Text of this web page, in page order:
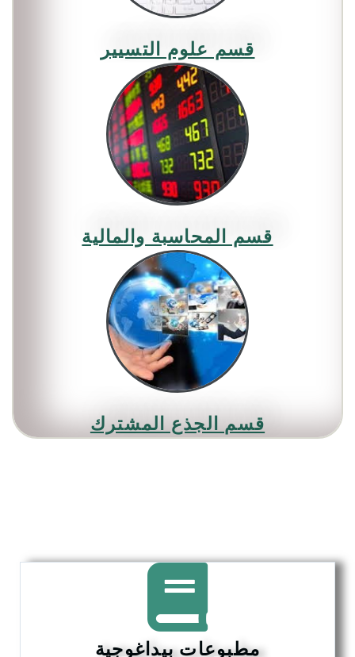
إعلان عن استشارة رقم
:03/2025 كلية العلوم الاقتصادية
-جامعة الجلفة –
قسم علوم التسيير
قسم المحاسبة والمالية
قسم الجذع المشترك
مطبوعات بيداغوجية